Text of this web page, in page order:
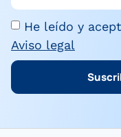
He leído y
Aviso legal